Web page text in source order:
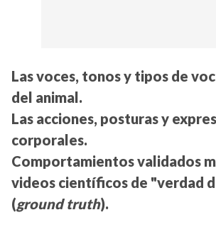
Las voces, tonos y tipos de
del animal.
Las acciones, posturas y
corporales.
Comportamientos validados
videos científicos de "verdad
(ground truth).